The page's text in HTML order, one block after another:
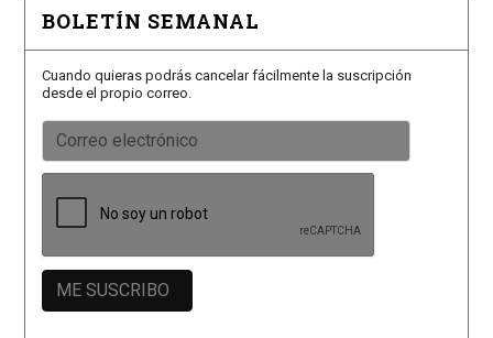
BOLETÍN SEMANAL
Cuando quieras podrás cancelar fácilmente la suscripción
desde el propio correo.